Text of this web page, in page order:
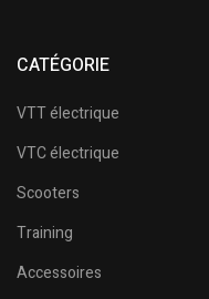
CATÉGORIE
VTT électrique
VTC électrique
Scooters
Training
Accessoires